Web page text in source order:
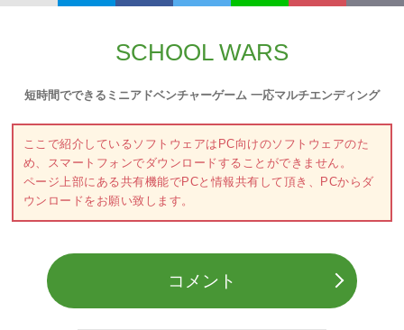
SCHOOL WARS
短時間でできるミニアドベンチャーゲーム 一応マルチエンディング
ここで紹介しているソフトウェアはPC向けのソフトウェアのた
め、スマートフォンでダウンロードすることができません。
ページ上部にある共有機能でPCと情報共有して頂き、PCからダ
ウンロードをお願い致します。
コメント